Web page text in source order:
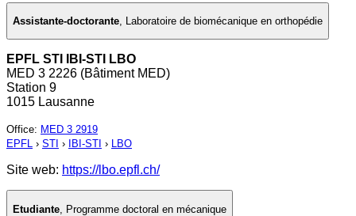
Assistante-doctorante, Laboratoire de biomécanique en orthopédie
EPFL STI IBI-STI LBO
MED 3 2226 (Bâtiment MED)
Station 9
1015 Lausanne
Office: MED 3 2919
EPFL › STI › IBI-STI › LBO
Site web: https://lbo.epfl.ch/
Etudiante Programme doctoral en mécanique